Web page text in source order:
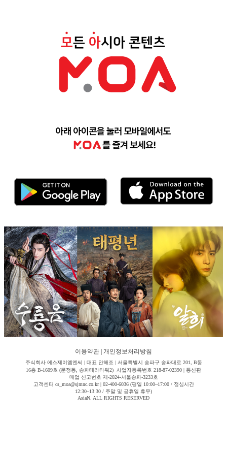
이용약관 개인정보처리방침
주식회사 에스제이엠엔씨 | 대표 안해조 | 서울특별시 송파구 송파대로 201, B동
16층 B-1609호 (문정동, 송파테라타워2) 사업자등록번호 218-87-02390 | 통신판
매업 신고번호 제-2024-서울송파-3233호
고객센터 cs_moa@sjmnc.co.kr | 02-400-6036 (평일 10:00~17:00 / 점심시간
12:30~13:30 / 주말 및 공휴일 휴무)
AsiaN. ALL RIGHTS RESERVED